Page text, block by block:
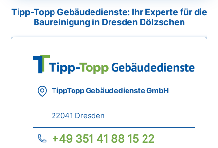
Tipp-Topp Gebäudedienste: Ihr Experte für die
Baureinigung in Dresden Dölzschen
TippTopp Gebäudedienste GmbH
22041 Dresden
+49 351 41 88 15 22